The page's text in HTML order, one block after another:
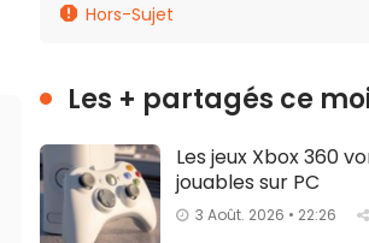
Hors-Sujet
Les + partagés ce
Les jeux Xbox 360
jouables sur PC
3 Août. 2026 • 22:26